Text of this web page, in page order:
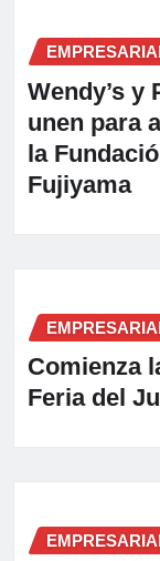
Wendy’s y
unen para
la
Fujiyama
Comienza
Feria del